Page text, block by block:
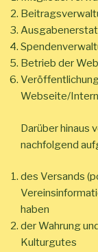
Betrieb der
Webseite/
Darüber hinaus
nachfolgend
des Versands
haben
der Wahrung
Kulturgutes